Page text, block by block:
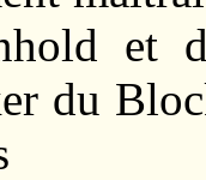
et
du